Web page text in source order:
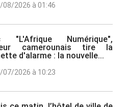
08/2026 à 01:46
"L'Afrique Numérique",
camerounais tire la
d'alarme : la nouvelle...
07/2026 à 10:23